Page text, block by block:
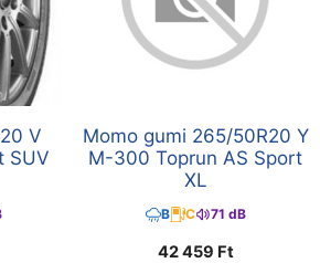
V
SUV
Momo gumi 265/50R20 Y
M-300 Toprun AS Sport
XL
B C 71 dB
42 459 Ft